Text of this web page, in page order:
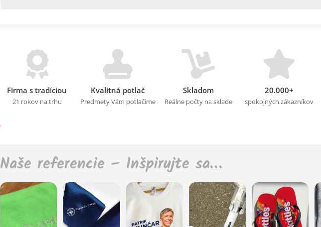
Firma s tradíciou
21 rokov na trhu
Kvalitná potlač
Predmety Vám potlačíme
Skladom
Reálne počty na sklade
20.000+
spokojných zákazníkov
Naše referencie – Inšpirujte sa…